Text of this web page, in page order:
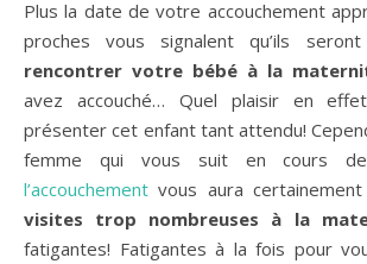
Plus la date de votre accouchement
proches vous signalent qu’ils
rencontrer votre bébé à la
avez accouché… Quel plaisir en
présenter cet enfant tant attendu!
femme qui vous suit en cours
l’accouchement vous aura
visites trop nombreuses à la
fatigantes! Fatigantes à la fois pour